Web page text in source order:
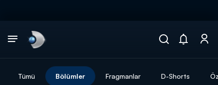
Tümü Bölümler Fragmanlar D-Shorts